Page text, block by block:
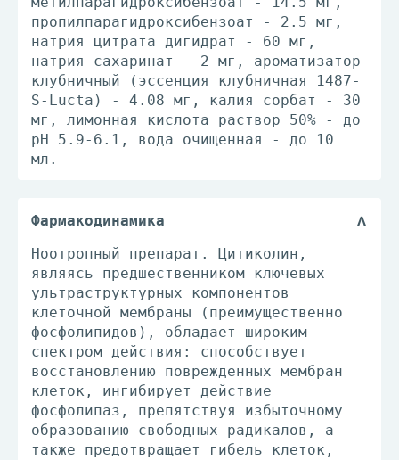
пропилпарагидроксибензоат - 2.5 мг,
натрия цитрата дигидрат - 60 мг,
натрия сахаринат - 2 мг, ароматизатор
клубничный (эссенция клубничная 1487-
S-Lucta) - 4.08 мг, калия сорбат - 30
мг, лимонная кислота раствор 50% - до
pH 5.9-6.1, вода очищенная - до 10
мл.
Фармакодинамика
Ноотропный препарат. Цитиколин,
являясь предшественником ключевых
ультраструктурных компонентов
клеточной мембраны (преимущественно
фосфолипидов), обладает широким
спектром действия: способствует
восстановлению поврежденных мембран
клеток, ингибирует действие
фосфолипаз, препятствуя избыточному
образованию свободных радикалов, а
также предотвращает гибель клеток,